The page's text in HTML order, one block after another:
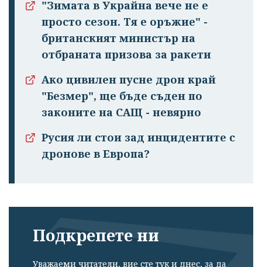
"Зимата в Украйна вече не е
просто сезон. Тя е оръжие" -
британският министър на
отбраната призова за ракети
Ако цивилен пусне дрон край
"Безмер", ще бъде съден по
законите на САЩ - невярно
Русия ли стои зад инцидентите с
дронове в Европа?
Подкрепете ни
Уважаеми читатели, вие сте тук и днес, за да